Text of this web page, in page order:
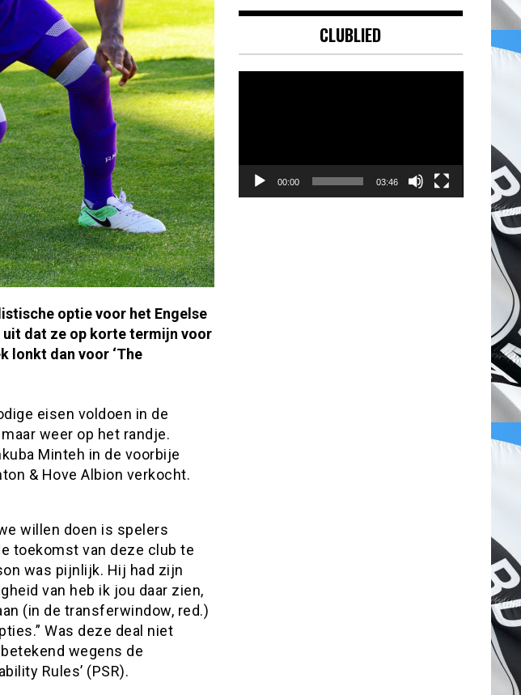
optie voor het Engelse
dat ze op korte termijn voor
lonkt dan voor ‘The
eisen voldoen in de
weer op het randje.
Minteh in de voorbije
& Hove Albion verkocht.
willen doen is spelers
toekomst van deze club te
was pijnlijk. Hij had zijn
van heb ik jou daar zien,
(in de transferwindow, red.)
Was deze deal niet
wegens de
Rules’ (PSR).
CLUBLIED
00:00 03:46